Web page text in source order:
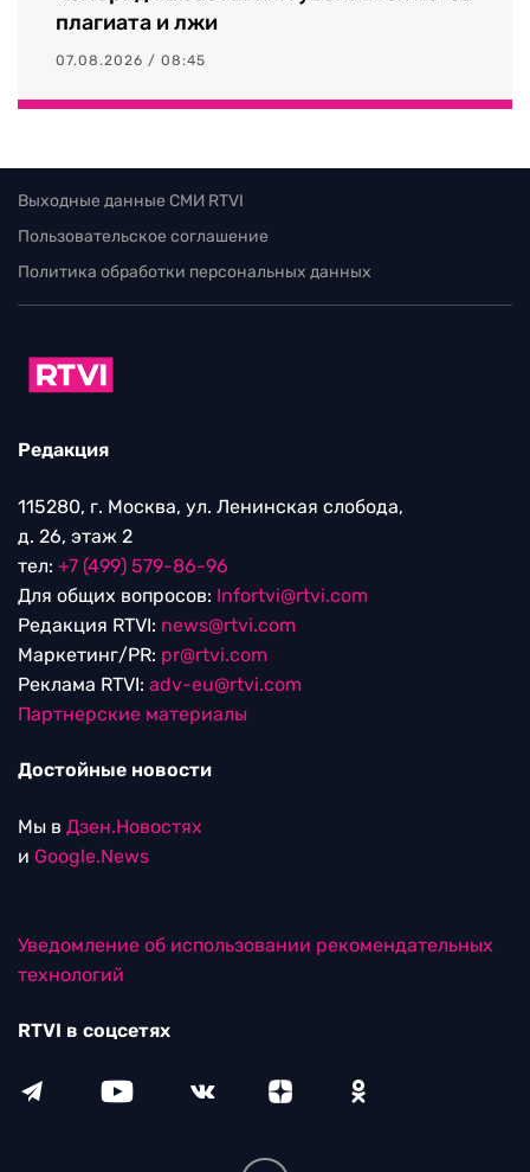
плагиата и лжи
07.08.2026 / 08:45
Выходные данные СМИ RTVI
Пользовательское соглашение
Политика обработки персональных данных
Редакция
115280, г. Москва, ул. Ленинская слобода,
д. 26, этаж 2
тел: +7 (499) 579-86-96
Для общих вопросов: Infortvi@rtvi.com
Редакция RTVI: news@rtvi.com
Маркетинг/PR: pr@rtvi.com
Реклама RTVI: adv-eu@rtvi.com
Партнерские материалы
Достойные новости
Мы в Дзен.Новостях
и Google.News
Уведомление об использовании рекомендательных
технологий
RTVI в соцсетях